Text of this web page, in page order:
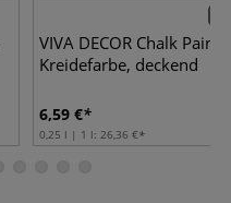
VIVA DECOR Chalk Paint
Kreidefarbe, deckend
6,59 €
0,25 l | 1 l: 26,36 €